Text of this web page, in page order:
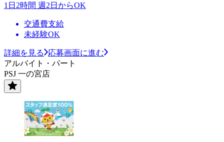
1日2時間 週2日からOK
交通費支給
未経験OK
詳細を見る
応募画面に進む
アルバイト・パート
PSJ 一の宮店